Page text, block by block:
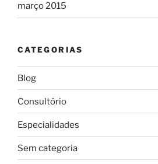
março 2015
CATEGORIAS
Blog
Consultório
Especialidades
Sem categoria